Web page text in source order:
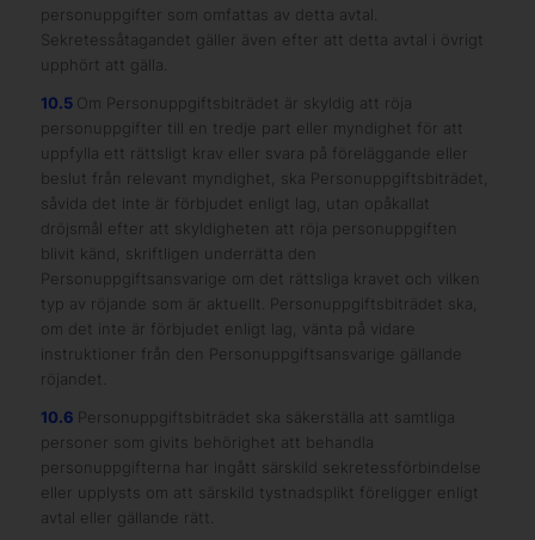
personuppgifter som omfattas av detta avtal.
Sekretessåtagandet gäller även efter att detta avtal i övrigt
upphört att gälla.
10.5 Om Personuppgiftsbiträdet är skyldig att röja
personuppgifter till en tredje part eller myndighet för att
uppfylla ett rättsligt krav eller svara på föreläggande eller
beslut från relevant myndighet, ska Personuppgiftsbiträdet,
såvida det inte är förbjudet enligt lag, utan opåkallat
dröjsmål efter att skyldigheten att röja personuppgiften
blivit känd, skriftligen underrätta den
Personuppgiftsansvarige om det rättsliga kravet och vilken
typ av röjande som är aktuellt. Personuppgiftsbiträdet ska,
om det inte är förbjudet enligt lag, vänta på vidare
instruktioner från den Personuppgiftsansvarige gällande
röjandet.
10.6 Personuppgiftsbiträdet ska säkerställa att samtliga
personer som givits behörighet att behandla
personuppgifterna har ingått särskild sekretessförbindelse
eller upplysts om att särskild tystnadsplikt föreligger enligt
avtal eller gällande rätt.